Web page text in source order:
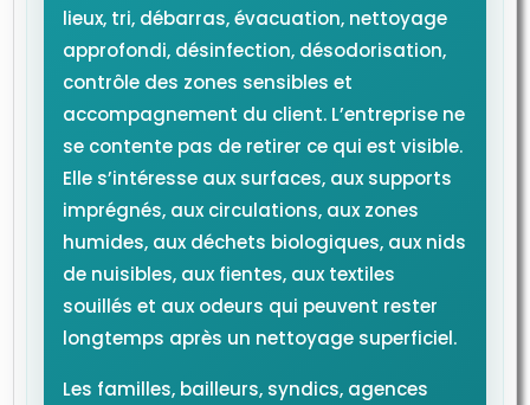
lieux, tri, débarras, évacuation, nettoyage
approfondi, désinfection, désodorisation,
contrôle des zones sensibles et
accompagnement du client. L’entreprise ne
se contente pas de retirer ce qui est visible.
Elle s’intéresse aux surfaces, aux supports
imprégnés, aux circulations, aux zones
humides, aux déchets biologiques, aux nids
de nuisibles, aux fientes, aux textiles
souillés et aux odeurs qui peuvent rester
longtemps après un nettoyage superficiel.
Les familles, bailleurs, syndics, agences